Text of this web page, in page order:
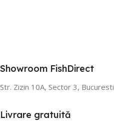
Showroom FishDirect
Str. Zizin 10A, Sector 3, Bucuresti
Livrare gratuită